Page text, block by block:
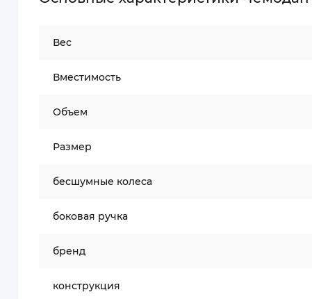
Вес
Вместимость
Объем
Размер
бесшумные колеса
боковая ручка
бренд
конструкция